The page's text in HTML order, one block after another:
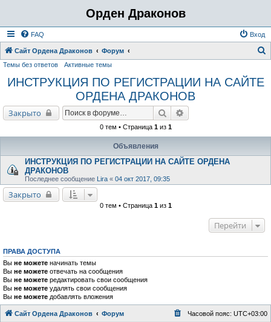
Орден Драконов
FAQ Вход
Сайт Ордена Драконов Форум
Темы без ответов Активные темы
ИНСТРУКЦИЯ ПО РЕГИСТРАЦИИ НА САЙТЕ
ОРДЕНА ДРАКОНОВ
Закрыто Поиск
0 тем • Страница 1из 1
Объявления
ИНСТРУКЦИЯ ПО РЕГИСТРАЦИИ НА САЙТЕ ОРДЕНА
ДРАКОНОВ
Последнее сообщение Lira « 04 окт 2017, 09:35
Закрыто
0 тем • Страница 1из 1
Перейти
ПРАВА ДОСТУПА
Вы не можете начинать темы
Вы не можете отвечать на сообщения
Вы не можете редактировать свои сообщения
Вы не можете удалять свои сообщения
Вы не можете добавлять вложения
Сайт Ордена Драконов Форум Часовой пояс: UTC+03:00